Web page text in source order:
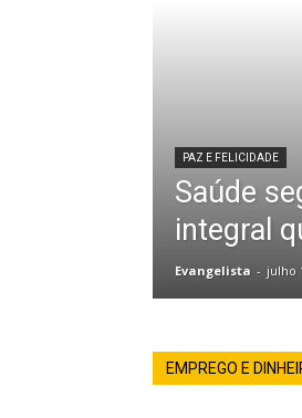
PAZ E FELICIDADE
Saúde
integral
Evangelista - julho
EMPREGO E